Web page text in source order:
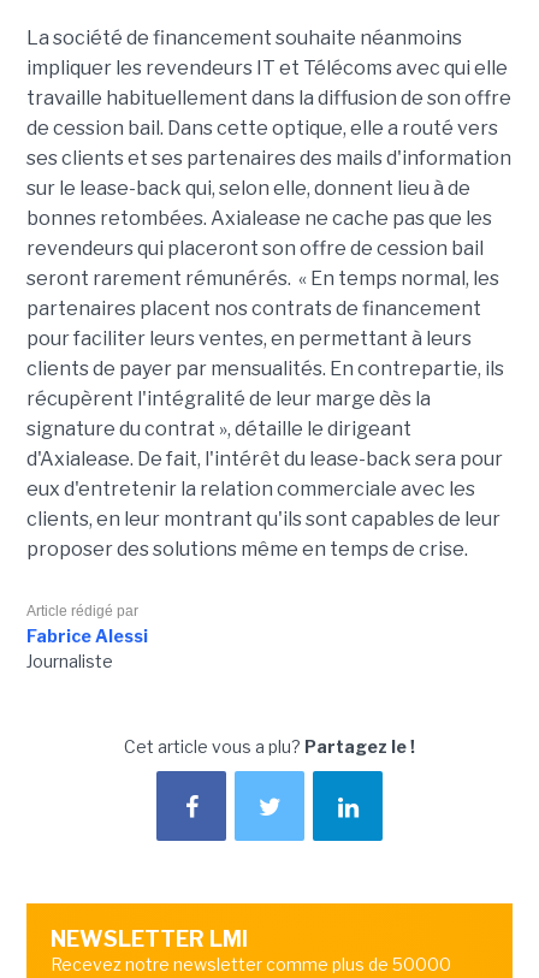
La société de financement souhaite néanmoins
impliquer les revendeurs IT et Télécoms avec qui elle
travaille habituellement dans la diffusion de son offre
de cession bail. Dans cette optique, elle a routé vers
ses clients et ses partenaires des mails d'information
sur le lease-back qui, selon elle, donnent lieu à de
bonnes retombées. Axialease ne cache pas que les
revendeurs qui placeront son offre de cession bail
seront rarement rémunérés. « En temps normal, les
partenaires placent nos contrats de financement
pour faciliter leurs ventes, en permettant à leurs
clients de payer par mensualités. En contrepartie, ils
récupèrent l'intégralité de leur marge dès la
signature du contrat », détaille le dirigeant
d'Axialease. De fait, l'intérêt du lease-back sera pour
eux d'entretenir la relation commerciale avec les
clients, en leur montrant qu'ils sont capables de leur
proposer des solutions même en temps de crise.
Article rédigé par
Fabrice Alessi
Journaliste
Cet article vous a plu? Partagez le !
NEWSLETTER LMI
Recevez notre newsletter comme plus de 50000